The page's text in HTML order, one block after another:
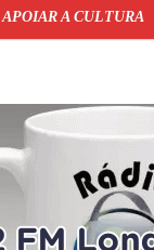
APOIAR A CULTURA